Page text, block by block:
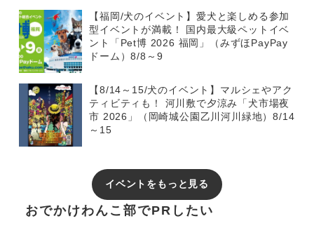
【福岡/犬のイベント】愛犬と楽しめる参加
型イベントが満載！ 国内最大級ペットイベ
ント「Pet博 2026 福岡」（みずほPayPay
ドーム）8/8～9
【8/14～15/犬のイベント】マルシェやアク
ティビティも！ 河川敷で夕涼み「犬市場夜
市 2026」（岡崎城公園乙川河川緑地）8/14
～15
イベントをもっと見る
おでかけわんこ部でPRしたい